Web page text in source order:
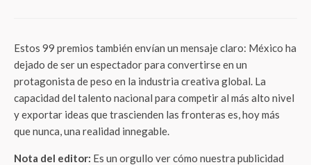
Estos 99 premios también envían un mensaje claro: México ha
dejado de ser un espectador para convertirse en un
protagonista de peso en la industria creativa global. La
capacidad del talento nacional para competir al más alto nivel
y exportar ideas que trascienden las fronteras es, hoy más
que nunca, una realidad innegable.
Nota del editor: Es un orgullo ver cómo nuestra publicidad